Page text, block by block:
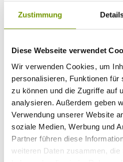
Zustimmung
Diese Webseite verwendet
Wir verwenden Cookies, um
personalisieren, Funktionen für
zu können und die Zugriffe auf
analysieren. Außerdem geben
Verwendung unserer Website
soziale Medien, Werbung und
Partner führen diese
weiteren Daten zusammen, die
Alter Kind 4
suchen
* Plichtfeld
Info
Ihr Urlaub bei uns
Anreise
ÖPNV
Mobilität
Klassifizierung
Gästekarte
AGB